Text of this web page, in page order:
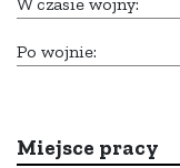
Po wojnie:
Miejsce pracy